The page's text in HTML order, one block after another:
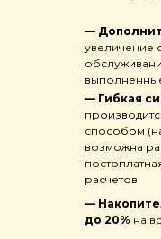
— Гибкая
способом
возможна
расчетов
—
увеличение
—
до 20% на